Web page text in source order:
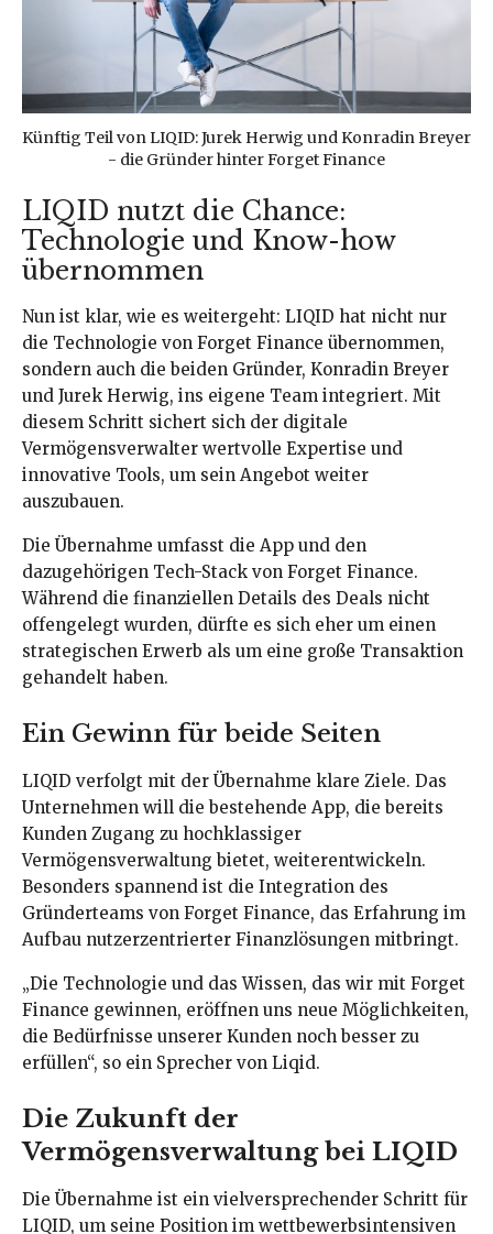
Künftig Teil von LIQID: Jurek Herwig und Konradin Breyer
- die Gründer hinter Forget Finance
LIQID nutzt die Chance:
Technologie und Know-how
übernommen
Nun ist klar, wie es weitergeht: LIQID hat nicht nur
die Technologie von Forget Finance übernommen,
sondern auch die beiden Gründer, Konradin Breyer
und Jurek Herwig, ins eigene Team integriert. Mit
diesem Schritt sichert sich der digitale
Vermögensverwalter wertvolle Expertise und
innovative Tools, um sein Angebot weiter
auszubauen.
Die Übernahme umfasst die App und den
dazugehörigen Tech-Stack von Forget Finance.
Während die finanziellen Details des Deals nicht
offengelegt wurden, dürfte es sich eher um einen
strategischen Erwerb als um eine große Transaktion
gehandelt haben.
Ein Gewinn für beide Seiten
LIQID verfolgt mit der Übernahme klare Ziele. Das
Unternehmen will die bestehende App, die bereits
Kunden Zugang zu hochklassiger
Vermögensverwaltung bietet, weiterentwickeln.
Besonders spannend ist die Integration des
Gründerteams von Forget Finance, das Erfahrung im
Aufbau nutzerzentrierter Finanzlösungen mitbringt.
„Die Technologie und das Wissen, das wir mit Forget
Finance gewinnen, eröffnen uns neue Möglichkeiten,
die Bedürfnisse unserer Kunden noch besser zu
erfüllen“, so ein Sprecher von Liqid.
Die Zukunft der
Vermögensverwaltung bei LIQID
Die Übernahme ist ein vielversprechender Schritt für
LIQID, um seine Position im wettbewerbsintensiven